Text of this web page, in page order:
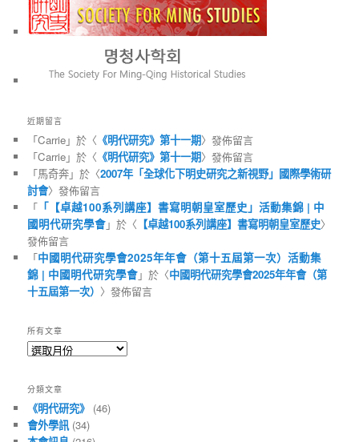
近期留言
「Carrie」於〈 《明代研究》第十一期〉發佈留言
「Carrie」於〈 《明代研究》第十一期〉發佈留言
「馬奇奔」於〈2007年「全球化下明史研究之新視野」國際學術研
討會〉發佈留言
「 「【卓越100系列講座】書寫明朝皇室歷史」活動集錦 | 中
國明代研究學會」於〈 【卓越100系列講座】書寫明朝皇室歷史〉
發佈留言
「中國明代研究學會2025年年會（第十五屆第一次）活動集
錦 | 中國明代研究學會」於〈中國明代研究學會2025年年會（第
十五屆第一次） 〉發佈留言
所有文章
所
章
分類文章
《明代研究》 (46)
會外學訊(34)